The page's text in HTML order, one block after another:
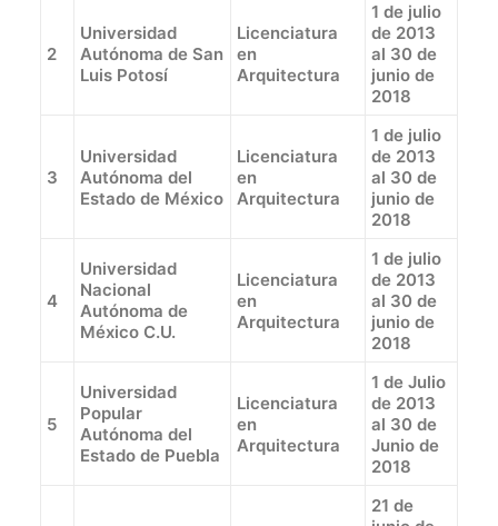
2
Universidad
Autónoma de San
Luis Potosí
Licenciatura
en
Arquitectura
1 de julio
de 2013
al 30 de
junio de
2018
3
Universidad
Autónoma del
Estado de México
Licenciatura
en
Arquitectura
1 de julio
de 2013
al 30 de
junio de
2018
4
Universidad
Nacional
Autónoma de
México C.U.
Licenciatura
en
Arquitectura
1 de julio
de 2013
al 30 de
junio de
2018
5
Universidad
Popular
Autónoma del
Estado de Puebla
Licenciatura
en
Arquitectura
1 de Julio
de 2013
al 30 de
Junio de
2018
21 de